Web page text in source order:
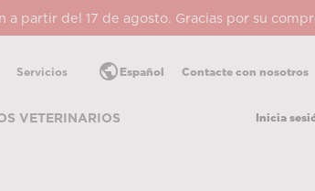
partir del 17 de agosto. Gracias por su
Servicios Contacte con nosotros
public Español
VETERINARIOS Inicia